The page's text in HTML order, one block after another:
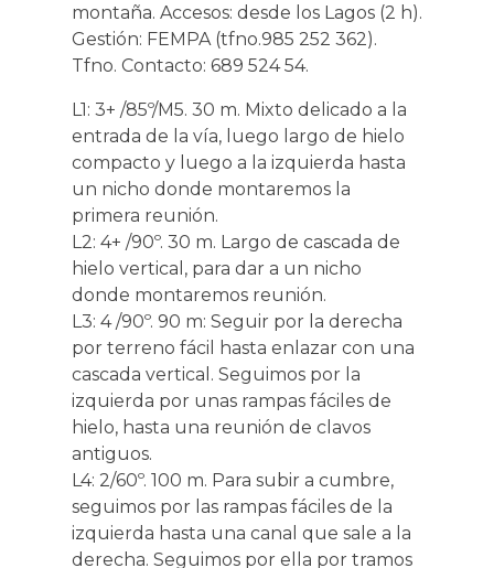
montaña. Accesos: desde los Lagos (2 h).
Gestión: FEMPA (tfno.985 252 362).
Tfno. Contacto: 689 524 54.
L1: 3+ /85º/M5. 30 m. Mixto delicado a la
entrada de la vía, luego largo de hielo
compacto y luego a la izquierda hasta
un nicho donde montaremos la
primera reunión.
L2: 4+ /90º. 30 m. Largo de cascada de
hielo vertical, para dar a un nicho
donde montaremos reunión.
L3: 4 /90º. 90 m: Seguir por la derecha
por terreno fácil hasta enlazar con una
cascada vertical. Seguimos por la
izquierda por unas rampas fáciles de
hielo, hasta una reunión de clavos
antiguos.
L4: 2/60º. 100 m. Para subir a cumbre,
seguimos por las rampas fáciles de la
izquierda hasta una canal que sale a la
derecha. Seguimos por ella por tramos